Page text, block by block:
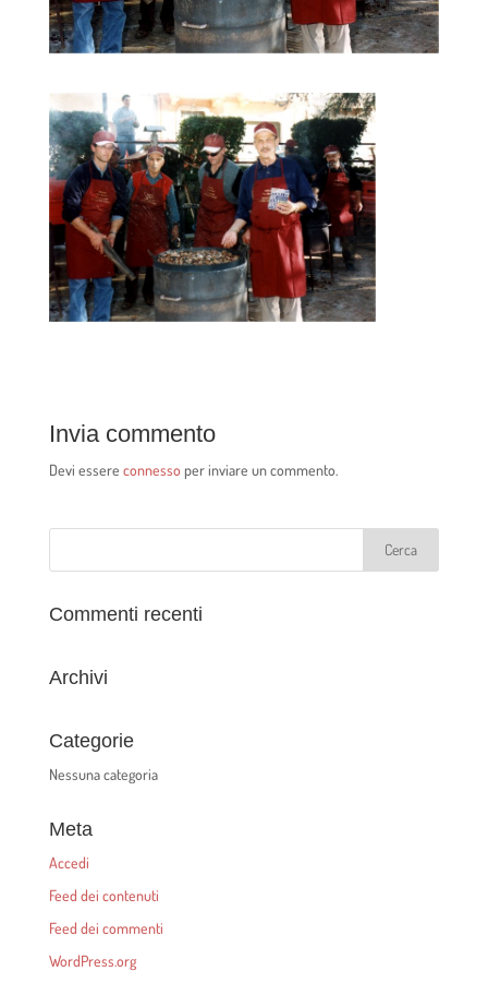
Invia commento
Devi essere connesso per inviare un commento.
Commenti recenti
Archivi
Categorie
Nessuna categoria
Meta
Accedi
Feed dei contenuti
Feed dei commenti
WordPress.org